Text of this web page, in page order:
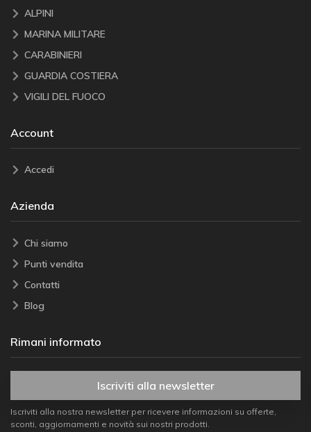
ALPINI
MARINA MILITARE
CARABINIERI
GUARDIA COSTIERA
VIGILI DEL FUOCO
Account
Accedi
Azienda
Chi siamo
Punti vendita
Contatti
Blog
Rimani informato
Iscriviti alla newsletter
Iscriviti alla nostra newsletter per ricevere informazioni su offerte,
sconti, aggiornamenti e novità sui nostri prodotti.